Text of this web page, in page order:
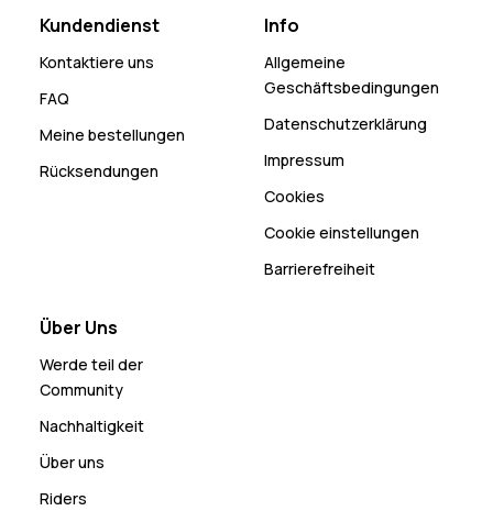
Kundendienst
Kontaktiere uns
FAQ
Meine bestellungen
Rücksendungen
Info
Allgemeine
Geschäftsbedingungen
Datenschutzerklärung
Impressum
Cookies
Cookie einstellungen
Barrierefreiheit
Über Uns
Werde teil der
Community
Nachhaltigkeit
Über uns
Riders